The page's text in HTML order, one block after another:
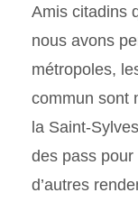
Amis citadins
nous avons
métropoles,
commun sont
la Saint-
des pass
d’autres